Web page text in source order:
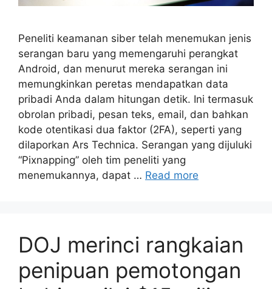
Peneliti keamanan siber telah menemukan jenis
serangan baru yang memengaruhi perangkat
Android, dan menurut mereka serangan ini
memungkinkan peretas mendapatkan data
pribadi Anda dalam hitungan detik. Ini termasuk
obrolan pribadi, pesan teks, email, dan bahkan
kode otentikasi dua faktor (2FA), seperti yang
dilaporkan Ars Technica. Serangan yang dijuluki
“Pixnapping” oleh tim peneliti yang
menemukannya, dapat … Read more
DOJ merinci rangkaian
penipuan pemotongan